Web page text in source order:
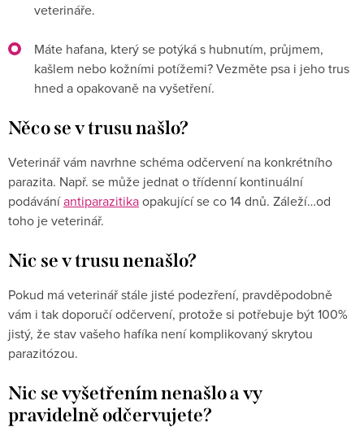
veterináře.
Máte hafana, který se potýká s hubnutím, průjmem,
kašlem nebo kožními potížemi? Vezměte psa i jeho trus
hned a opakovaně na vyšetření.
Něco se v trusu našlo?
Veterinář vám navrhne schéma odčervení na konkrétního
parazita. Např. se může jednat o třídenní kontinuální
podáváníantiparazitikaopakující se co 14 dnů. Záleží…od
toho je veterinář.
Nic se v trusu nenašlo?
Pokud má veterinář stále jisté podezření, pravděpodobně
vám i tak doporučí odčervení, protože si potřebuje být 100%
jistý, že stav vašeho hafíka není komplikovaný skrytou
parazitózou.
Nic se vyšetřením nenašlo a vy
pravidelně odčervujete?